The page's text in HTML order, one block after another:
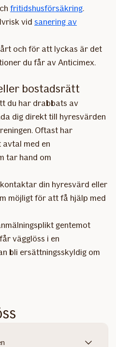
fritidshusförsäkring.
vid sanering av
och för att lyckas är det
du får av Anticimex.
bostadsrätt
du har drabbats av
dig direkt till hyresvärden
Oftast har
med en
tar hand om
din hyresvärd eller
möjligt för att få hjälp med
gentemot
vägglöss i en
bli ersättningsskyldig om